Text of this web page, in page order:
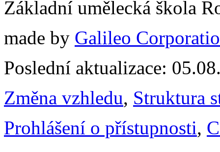
Základní umělecká škola
made by Galileo
Poslední aktualizace:
Změna vzhledu, Struktura
Prohlášení o přístupnosti,